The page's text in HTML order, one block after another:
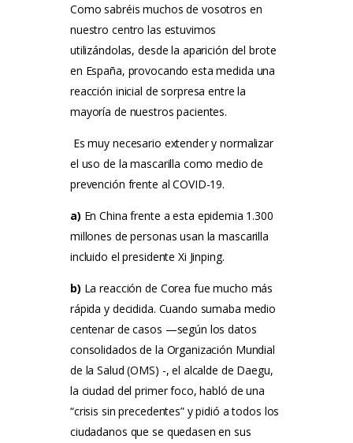
Como sabréis muchos de vosotros en
nuestro centro las estuvimos
utilizándolas, desde la aparición del brote
en España, provocando esta medida una
reacción inicial de sorpresa entre la
mayoría de nuestros pacientes.
Es muy necesario extender y normalizar
el uso de la mascarilla como medio de
prevención frente al COVID-19.
a) En China frente a esta epidemia 1.300
millones de personas usan la mascarilla
incluido el presidente Xi Jinping.
b) La reacción de Corea fue mucho más
rápida y decidida. Cuando sumaba medio
centenar de casos —según los datos
consolidados de la Organización Mundial
de la Salud (OMS) -, el alcalde de Daegu,
la ciudad del primer foco, habló de una
“crisis sin precedentes” y pidió a todos los
ciudadanos que se quedasen en sus